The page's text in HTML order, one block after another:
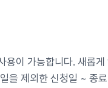
이 가능합니다. 새롭게
을 제외한 신청일 ~ 종료